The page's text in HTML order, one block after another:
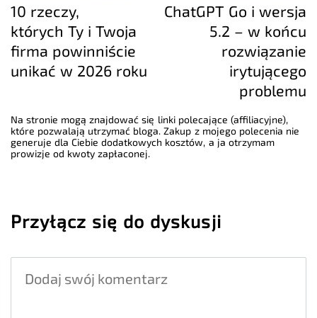
10 rzeczy,
których Ty i Twoja
firma powinniście
unikać w 2026 roku
ChatGPT Go i wersja
5.2 – w końcu
rozwiązanie
irytującego
problemu
Na stronie mogą znajdować się linki polecające (affiliacyjne),
które pozwalają utrzymać bloga. Zakup z mojego polecenia nie
generuje dla Ciebie dodatkowych kosztów, a ja otrzymam
prowizje od kwoty zapłaconej.
Przyłącz się do dyskusji